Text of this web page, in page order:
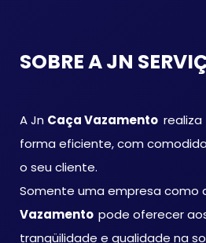
SOBRE A JN
A Jn Caça Vazamento
forma eficiente, com
o seu cliente.
Somente uma empresa como
Vazamento pode oferecer
tranqüilidade e qualidade na